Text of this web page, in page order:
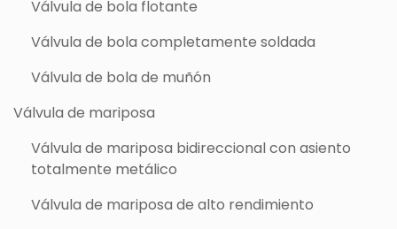
Válvula de bola flotante
Válvula de bola completamente soldada
Válvula de bola de muñón
Válvula de mariposa
Válvula de mariposa bidireccional con asiento
totalmente metálico
Válvula de mariposa de alto rendimiento